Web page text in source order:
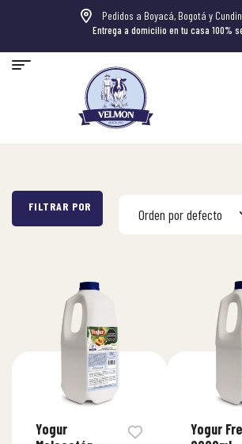
Pedidos a Boyacá, Bogotá y
Entrega a domicilio en tu casa 100%
Orden por defecto
Yogur
Yogur